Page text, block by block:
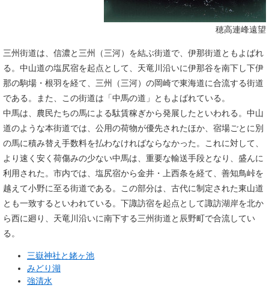
穂高連峰遠望
三州街道は、信濃と三州（三河）を結ぶ街道で、伊那街道ともよばれ
る。中山道の塩尻宿を起点として、天竜川沿いに伊那谷を南下し下伊
那の駒場・根羽を経て、三州（三河）の岡崎で東海道に合流する街道
である。また、この街道は「中馬の道」ともよばれている。
中馬は、農民たちの馬による駄賃稼ぎから発展したといわれる。中山
道のような本街道では、公用の荷物が優先されたほか、宿場ごとに別
の馬に積み替え手数料を払わなければならなかった。これに対して、
より速く安く荷傷みの少ない中馬は、重要な輸送手段となり、盛んに
利用された。市内では、塩尻宿から金井・上西条を経て、善知鳥峠を
越えて小野に至る街道である。この部分は、古代に制定された東山道
とも一致するといわれている。下諏訪宿を起点として諏訪湖岸を北か
ら西に廻り、天竜川沿いに南下する三州街道と辰野町で合流してい
る。
三嶽神社と姥ヶ池
みどり湖
強清水